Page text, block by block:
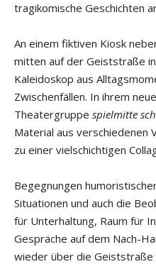
tragikomische Geschichten
An einem fiktiven Kiosk
mitten auf der Geiststraße
Kaleidoskop aus
Zwischenfällen. In ihrem
Theatergruppe spielmitte
Material aus verschiedenen
zu einer vielschichtigen
Begegnungen
Situationen und auch die
für Unterhaltung, Raum für
Gespräche auf dem Nach-
wieder über die Geiststraße